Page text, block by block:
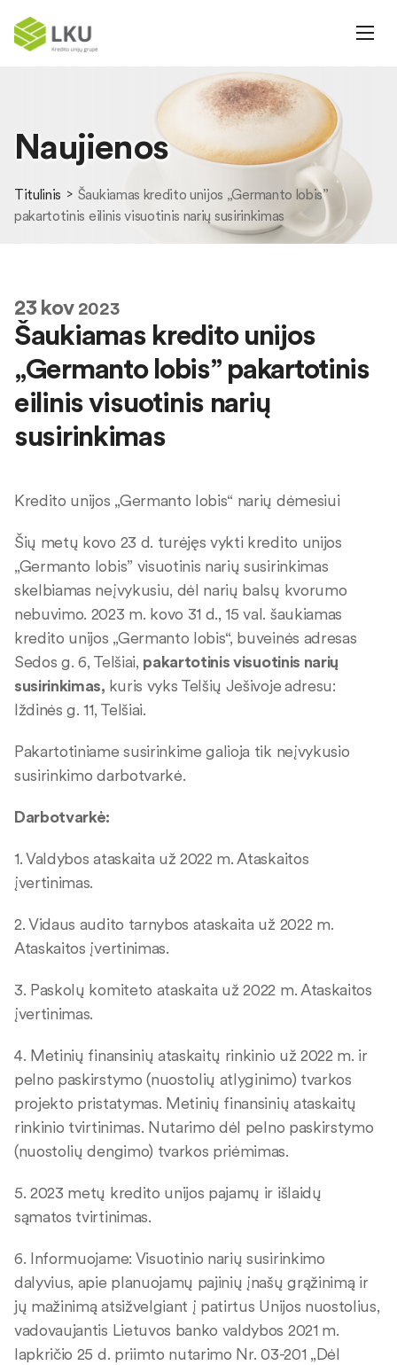
Naujienos
Titulinis
Šaukiamas kredito unijos „Germanto lobis”
pakartotinis eilinis visuotinis narių susirinkimas
23kov2023
Šaukiamas kredito unijos
„Germanto lobis” pakartotinis
eilinis visuotinis narių
susirinkimas
Kredito unijos „Germanto lobis“ narių dėmesiui
Šių metų kovo 23 d. turėjęs vykti kredito unijos
„Germanto lobis” visuotinis narių susirinkimas
skelbiamas neįvykusiu, dėl narių balsų kvorumo
nebuvimo. 2023 m. kovo 31 d., 15 val. šaukiamas
kredito unijos „Germanto lobis“, buveinės adresas
Sedos g. 6, Telšiai, pakartotinis visuotinis narių
susirinkimas, kuris vyks Telšių Ješivojeadresu:
Iždinės g. 11, Telšiai.
Pakartotiniame susirinkime galioja tik neįvykusio
susirinkimo darbotvarkė.
Darbotvarkė:
1. Valdybos ataskaita už 2022 m. Ataskaitos
įvertinimas.
2. Vidaus audito tarnybos ataskaita už 2022 m.
Ataskaitos įvertinimas.
3. Paskolų komiteto ataskaita už 2022 m. Ataskaitos
įvertinimas.
4. Metinių finansinių ataskaitų rinkinio už 2022 m. ir
pelno paskirstymo (nuostolių atlyginimo) tvarkos
projekto pristatymas. Metinių finansinių ataskaitų
rinkinio tvirtinimas. Nutarimo dėl pelno paskirstymo
(nuostolių dengimo) tvarkos priėmimas.
5. 2023 metų kredito unijos pajamų ir išlaidų
sąmatos tvirtinimas.
6. Informuojame: Visuotinio narių susirinkimo
dalyvius, apie planuojamų pajinių įnašų grąžinimą ir
jų mažinimą atsižvelgiant į patirtus Unijos nuostolius,
vadovaujantis Lietuvos banko valdybos 2021 m.
lapkričio 25 d. priimto nutarimo Nr. 03-201 „Dėl